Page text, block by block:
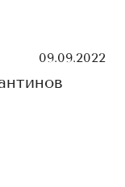
09.09.2022